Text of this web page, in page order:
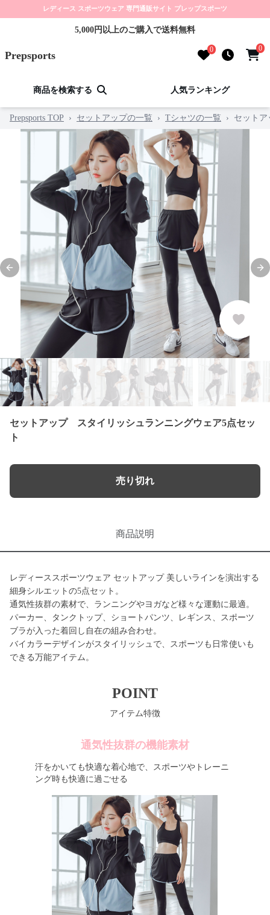
レディース スポーツウェア 専門通販サイト プレップスポーツ
5,000円以上のご購入で送料無料
Prepsports 0 0
商品を検索する 人気ランキング
Prepsports TOP › セットアップの一覧 › Tシャツの一覧 › セット
Previous slide
セットアップ スタイリッシュランニングウェア5点セッ
ト
売り切れ
商品説明
レディーススポーツウェア セットアップ 美しいラインを演出する
細身シルエットの5点セット。
通気性抜群の素材で、ランニングやヨガなど様々な運動に最適。
パーカー、タンクトップ、ショートパンツ、レギンス、スポーツ
ブラが入った着回し自在の組み合わせ。
バイカラーデザインがスタイリッシュで、スポーツも日常使いも
できる万能アイテム。
POINT
アイテム特徴
通気性抜群の機能素材
汗をかいても快適な着心地で、スポーツやトレーニ
ング時も快適に過ごせる